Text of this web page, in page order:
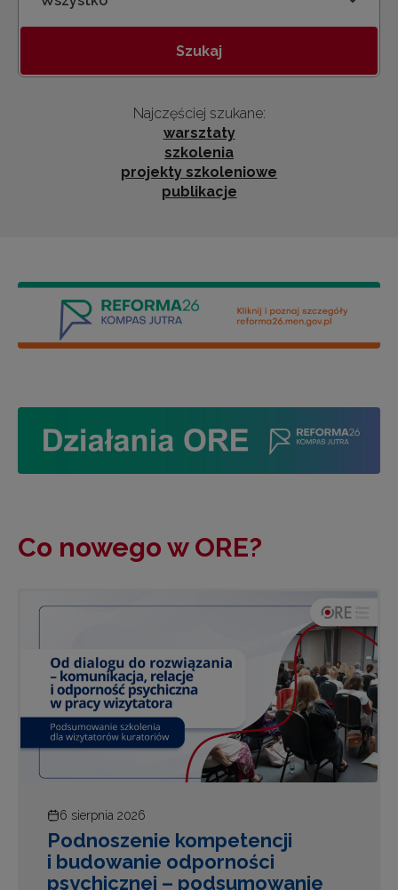
Kategoria
Szukaj
Najczęściej szukane:
warsztaty
szkolenia
projekty szkoleniowe
publikacje
Co nowego w ORE?
6 sierpnia 2026
Podnoszenie kompetencji
i budowanie odporności
psychicznej – podsumowanie